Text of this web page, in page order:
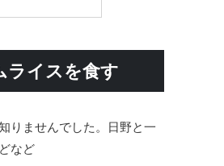
ライスを食す
りませんでした。日野と一
など